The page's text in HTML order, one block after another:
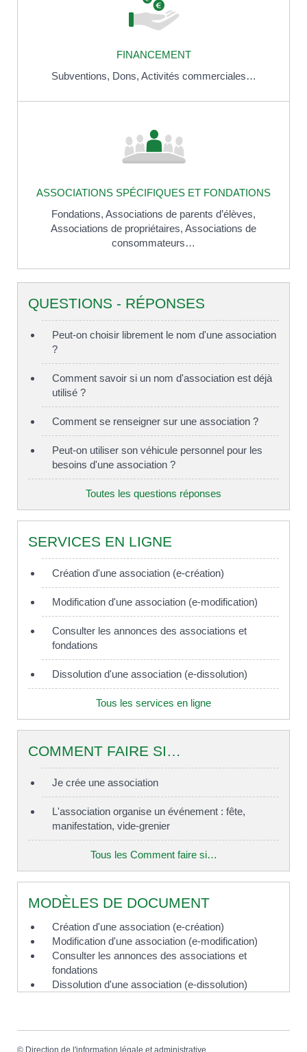
FINANCEMENT
Subventions, Dons, Activités commerciales…
ASSOCIATIONS SPÉCIFIQUES ET FONDATIONS
Fondations, Associations de parents d’élèves,
Associations de propriétaires, Associations de
consommateurs…
QUESTIONS - RÉPONSES
Peut-on choisir librement le nom d'une association
?
Comment savoir si un nom d'association est déjà
utilisé ?
Comment se renseigner sur une association ?
Peut-on utiliser son véhicule personnel pour les
besoins d'une association ?
Toutes les questions réponses
SERVICES EN LIGNE
Création d'une association (e-création)
Modification d'une association (e-modification)
Consulter les annonces des associations et
fondations
Dissolution d'une association (e-dissolution)
Tous les services en ligne
COMMENT FAIRE SI…
Je crée une association
L'association organise un événement : fête,
manifestation, vide-grenier
Tous les Comment faire si…
MODÈLES DE DOCUMENT
Création d'une association (e-création)
Modification d'une association (e-modification)
Consulter les annonces des associations et
fondations
Dissolution d'une association (e-dissolution)
© Direction de l'information légale et administrative